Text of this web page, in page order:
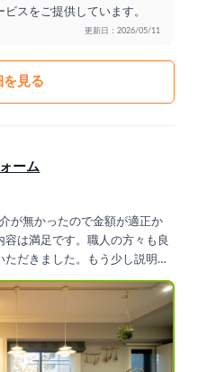
スをご提供しています。
更新日：2026/05/11
を見る
ーム
が無かったので金額が適正か
は満足です。職人の方々も良
だきました。もう少し説明が
、総体的に納得のいく仕上がり